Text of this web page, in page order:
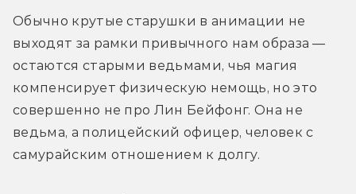
Обычно крутые старушки в анимации не
выходят за рамки привычного нам образа —
остаются старыми ведьмами, чья магия
компенсирует физическую немощь, но это
совершенно не про Лин Бейфонг. Она не
ведьма, а полицейский офицер, человек с
самурайским отношением к долгу.